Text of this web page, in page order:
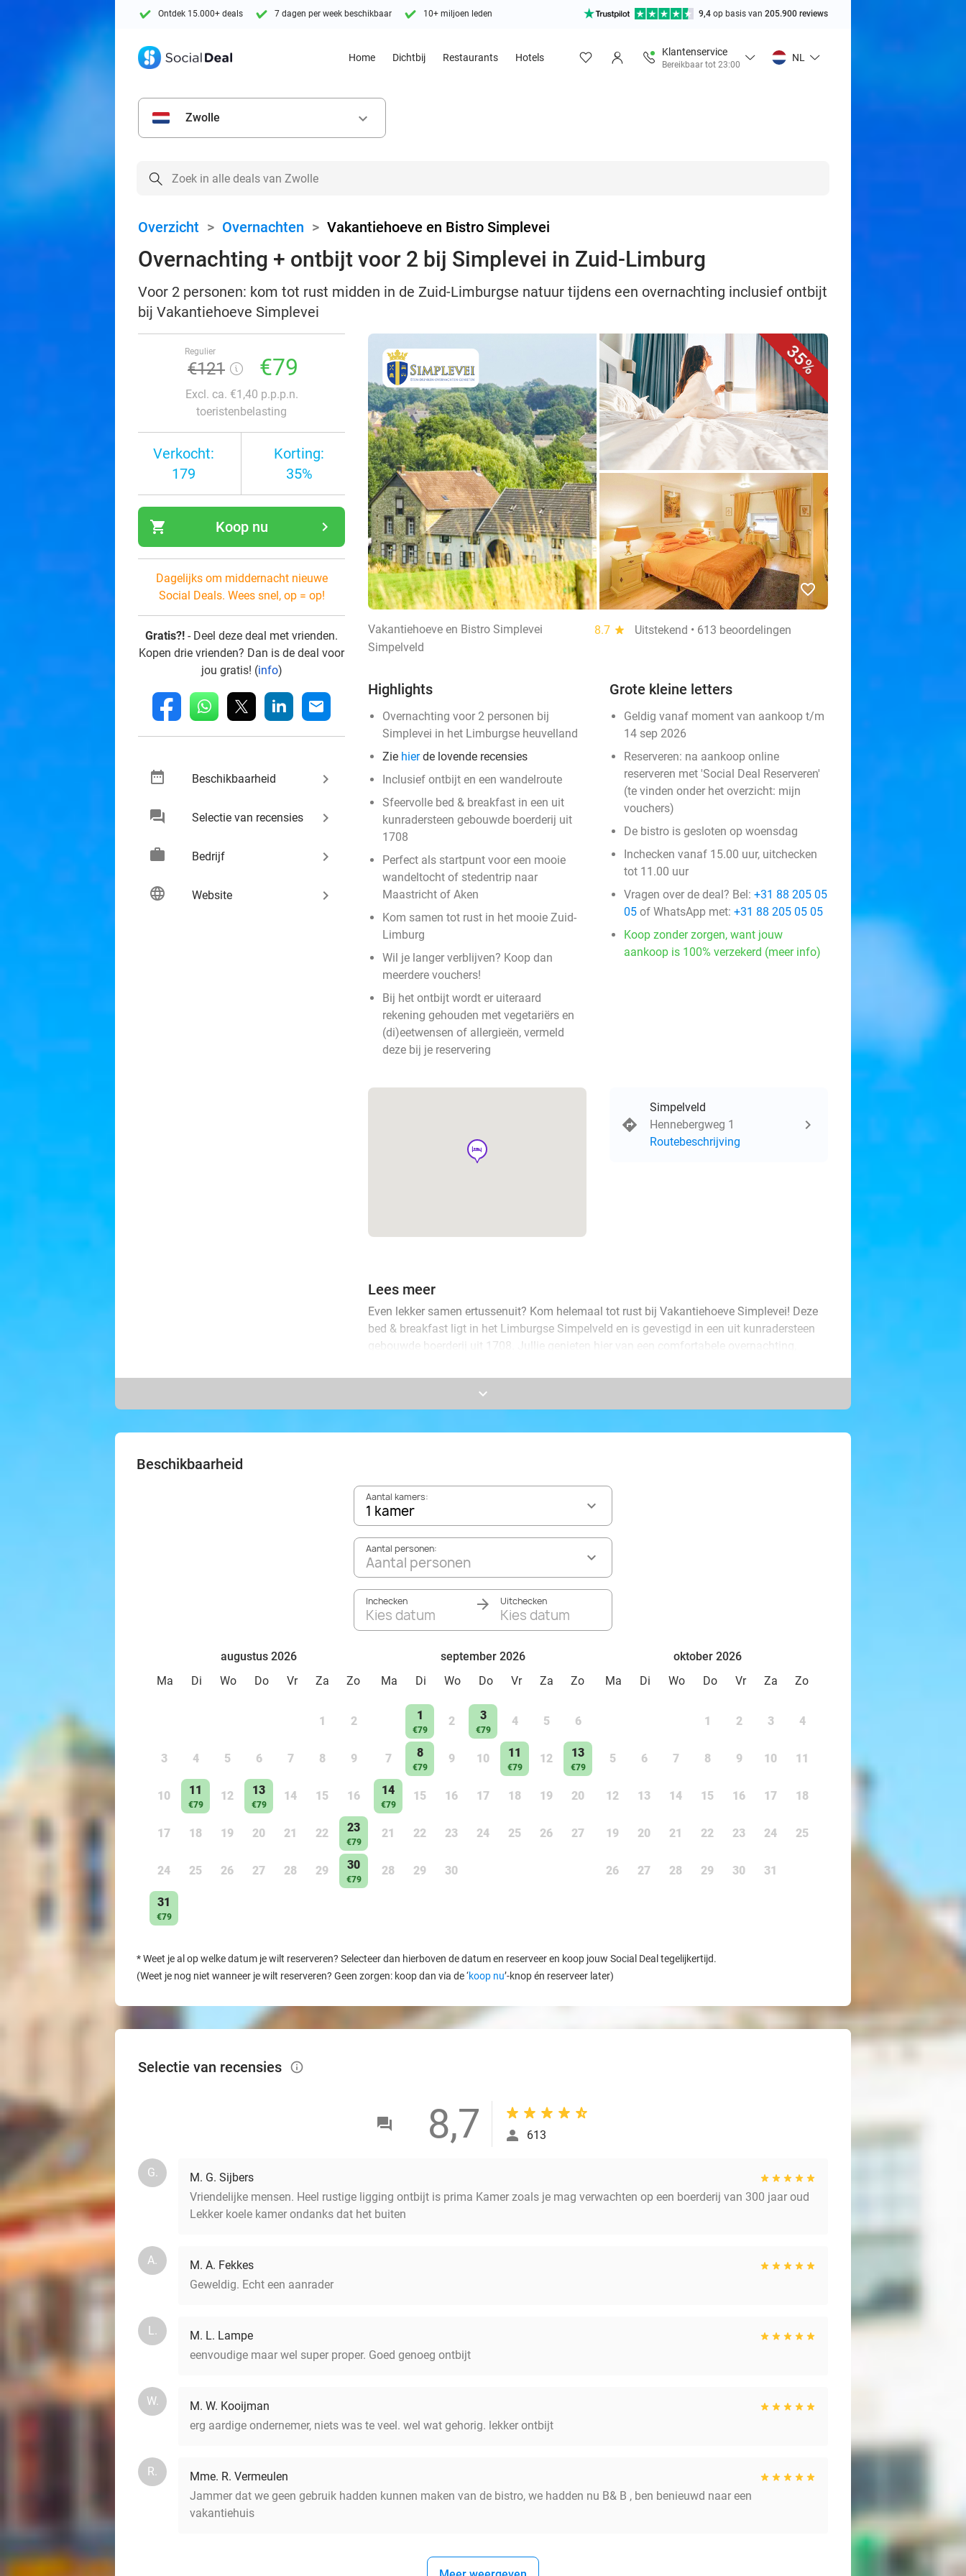
Ontdek 15.000+ deals 7 dagen per week beschikbaar 10+ miljoen leden 9,4 op basis van 205.900 reviews
Home Dichtbij Restaurants Hotels
Klantenservice
Bereikbaar tot 23:00
NL
Zwolle keyboard_arrow_down
Overzicht > Overnachten > Vakantiehoeve en Bistro Simplevei
Overnachting + ontbijt voor 2 bij Simplevei in Zuid-Limburg
Voor 2 personen: kom tot rust midden in de Zuid-Limburgse natuur tijdens een overnachting inclusief ontbijt
bij Vakantiehoeve Simplevei
Regulier
€121 €79
Excl. ca. €1,40 p.p.p.n.
toeristenbelasting
Verkocht:
179
Korting:
35%
shopping_cart navigate_next
Koop nu
Dagelijks om middernacht nieuwe
Social Deals. Wees snel, op = op!
Gratis?! - Deel deze deal met vrienden.
Kopen drie vrienden? Dan is de deal voor
jou gratis! (info)
fb whatsapp linkedin mail
date_range Beschikbaarheid keyboard_arrow_right
chat Selectie van recensies keyboard_arrow_right
work Bedrijf keyboard_arrow_right
language Website keyboard_arrow_right
35%
favorite_border
Vakantiehoeve en Bistro Simplevei 8.7 star
Uitstekend • 613 beoordelingen
Simpelveld
Highlights
Overnachting voor 2 personen bij
Simplevei in het Limburgse heuvelland
Zie hierde lovende recensies
Inclusief ontbijt en een wandelroute
Sfeervolle bed & breakfast in een uit
kunradersteen gebouwde boerderij uit
1708
Perfect als startpunt voor een mooie
wandeltocht of stedentrip naar
Maastricht of Aken
Kom samen tot rust in het mooie Zuid-
Limburg
Wil je langer verblijven? Koop dan
meerdere vouchers!
Bij het ontbijt wordt er uiteraard
rekening gehouden met vegetariërs en
(di)eetwensen of allergieën, vermeld
deze bij je reservering
Grote kleine letters
Geldig vanaf moment van aankoop t/m
14 sep 2026
Reserveren: na aankoop online
reserveren met 'Social Deal Reserveren'
(te vinden onder het overzicht: mijn
vouchers)
De bistro is gesloten op woensdag
Inchecken vanaf 15.00 uur, uitchecken
tot 11.00 uur
Vragen over de deal? Bel: +31 88 205 05
05 of WhatsApp met: +31 88 205 05 05
Koop zonder zorgen, want jouw
aankoop is 100% verzekerd (meer info)
hotel
Simpelveld
Hennebergweg 1
Routebeschrijving
Lees meer
Even lekker samen ertussenuit? Kom helemaal tot rust bij Vakantiehoeve Simplevei! Deze
bed & breakfast ligt in het Limburgse Simpelveld en is gevestigd in een uit kunradersteen
gebouwde boerderij uit 1708. Jullie genieten hier van een comfortabele overnachting,
Simpelveld ligt op de grens van het glooiende Heuvelland en de prachtige omgeving van
wandeling of stedentrip naar Maastricht of Aken. Jullie genieten van de perfecte
keyboard_arrow_down
Beschikbaarheid
Aantal kamers:
1 kamer
Aantal personen:
Aantal personen
Inchecken
Kies datum
Uitchecken
Kies datum
augustus 2026
Ma
Di Wo Do Vr Za Zo
1 2
3 4 5 6 7 8 9
10 11
€79
12 13
€79
14 15 16
17 18 19 20 21 22 23
€79
24 25 26 27 28 29 30
€79
31
€79
september 2026
Ma
Di Wo Do Vr Za Zo
1
€79
2 3
€79
4 5 6
7 8
€79
9 10 11
€79
12 13
€79
14
€79
15 16 17 18 19 20
21 22 23 24 25 26 27
28 29 30
oktober 2026
Ma
Di Wo Do Vr Za Zo
1 2 3 4
5 6 7 8 9 10 11
12 13 14 15 16 17 18
19 20 21 22 23 24 25
26 27 28 29 30 31
*Weet je al op welke datum je wilt reserveren? Selecteer dan hierboven de datum en reserveer en koop jouw Social Deal tegelijkertijd.
(Weet je nog niet wanneer je wilt reserveren? Geen zorgen: koop dan via de ‘koop nu’-knop én reserveer later)
Selectie van recensies info_outlined
8,7 613
G.
M. G. Sijbers
Vriendelijke mensen. Heel rustige ligging ontbijt is prima Kamer zoals je mag verwachten op een boerderij van 300 jaar oud
Lekker koele kamer ondanks dat het buiten
A.
M. A. Fekkes
Geweldig. Echt een aanrader
L.
M. L. Lampe
eenvoudige maar wel super proper. Goed genoeg ontbijt
W.
M. W. Kooijman
erg aardige ondernemer, niets was te veel. wel wat gehorig. lekker ontbijt
R.
Mme. R. Vermeulen
Jammer dat we geen gebruik hadden kunnen maken van de bistro, we hadden nu B& B , ben benieuwd naar een
vakantiehuis